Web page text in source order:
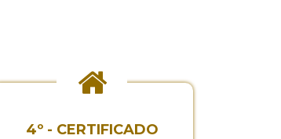
4º - CERTIFICADO